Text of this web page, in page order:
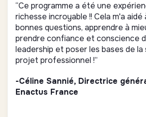
“Ce programme a été une
richesse incroyable !! Cela m'a aidé
bonnes questions, apprendre à
prendre confiance et conscience
leadership et poser les bases de la
projet professionnel !”
-Céline Sannié, Directrice
Enactus France